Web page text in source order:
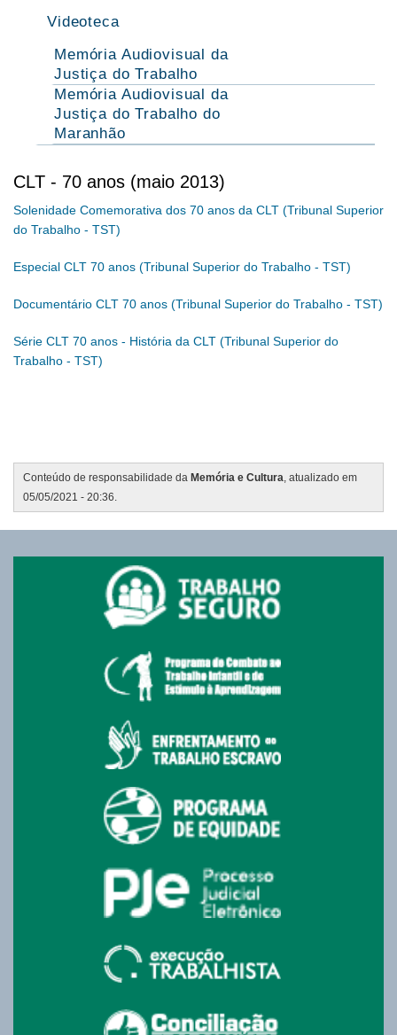
CLT - 70 anos (maio 2013)
Solenidade Comemorativa dos 70 anos da CLT (Tribunal Superior
do Trabalho - TST)
Especial CLT 70 anos (Tribunal Superior do Trabalho - TST)
Documentário CLT 70 anos (Tribunal Superior do Trabalho - TST)
Série CLT 70 anos - História da CLT (Tribunal Superior do
Trabalho - TST)
Conteúdo de responsabilidade da Memória e Cultura, atualizado em
05/05/2021 - 20:36.
Videoteca
Memória Audiovisual da
Justiça do Trabalho
Memória Audiovisual da
Justiça do Trabalho do
Maranhão